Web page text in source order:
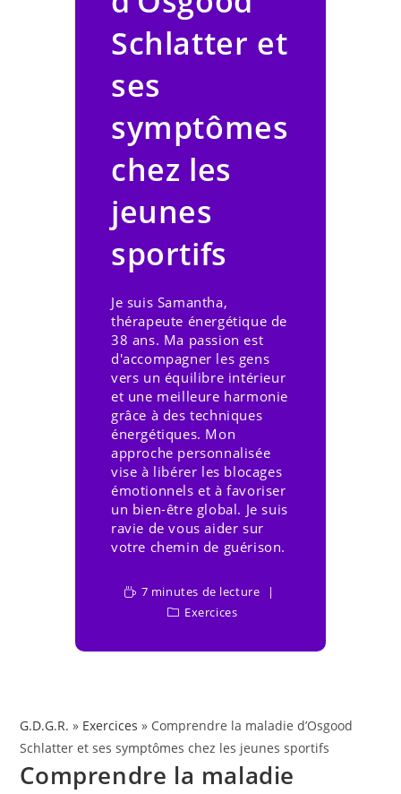
Schlatter et
ses
symptômes
chez les
jeunes
sportifs
Je suis Samantha,
thérapeute énergétique de
38 ans. Ma passion est
d'accompagner les gens
vers un équilibre intérieur
et une meilleure harmonie
grâce à des techniques
énergétiques. Mon
approche personnalisée
vise à libérer les blocages
émotionnels et à favoriser
un bien-être global. Je suis
ravie de vous aider sur
votre chemin de guérison.
7 minutes de lecture
Exercices
G.D.G.R. » Exercices » Comprendre la maladie d’Osgood
Schlatter et ses symptômes chez les jeunes sportifs
Comprendre la maladie